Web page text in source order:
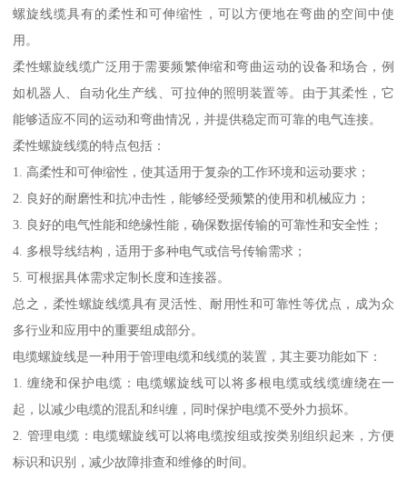
螺旋线缆具有的柔性和可伸缩性，可以方便地在弯曲的空间中使
用。
柔性螺旋线缆广泛用于需要频繁伸缩和弯曲运动的设备和场合，例
如机器人、自动化生产线、可拉伸的照明装置等。由于其柔性，它
能够适应不同的运动和弯曲情况，并提供稳定而可靠的电气连接。
柔性螺旋线缆的特点包括：
1. 高柔性和可伸缩性，使其适用于复杂的工作环境和运动要求；
2. 良好的耐磨性和抗冲击性，能够经受频繁的使用和机械应力；
3. 良好的电气性能和绝缘性能，确保数据传输的可靠性和安全性；
4. 多根导线结构，适用于多种电气或信号传输需求；
5. 可根据具体需求定制长度和连接器。
总之，柔性螺旋线缆具有灵活性、耐用性和可靠性等优点，成为众
多行业和应用中的重要组成部分。
电缆螺旋线是一种用于管理电缆和线缆的装置，其主要功能如下：
1. 缠绕和保护电缆：电缆螺旋线可以将多根电缆或线缆缠绕在一
起，以减少电缆的混乱和纠缠，同时保护电缆不受外力损坏。
2. 管理电缆：电缆螺旋线可以将电缆按组或按类别组织起来，方便
标识和识别，减少故障排查和维修的时间。